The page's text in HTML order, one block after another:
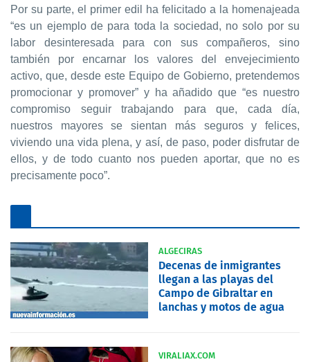
Por su parte, el primer edil ha felicitado a la homenajeada
“es un ejemplo de para toda la sociedad, no solo por su
labor desinteresada para con sus compañeros, sino
también por encarnar los valores del envejecimiento
activo, que, desde este Equipo de Gobierno, pretendemos
promocionar y promover” y ha añadido que “es nuestro
compromiso seguir trabajando para que, cada día,
nuestros mayores se sientan más seguros y felices,
viviendo una vida plena, y así, de paso, poder disfrutar de
ellos, y de todo cuanto nos pueden aportar, que no es
precisamente poco”.
ALGECIRAS
Decenas de inmigrantes
llegan a las playas del
Campo de Gibraltar en
lanchas y motos de agua
VIRALIAX.COM